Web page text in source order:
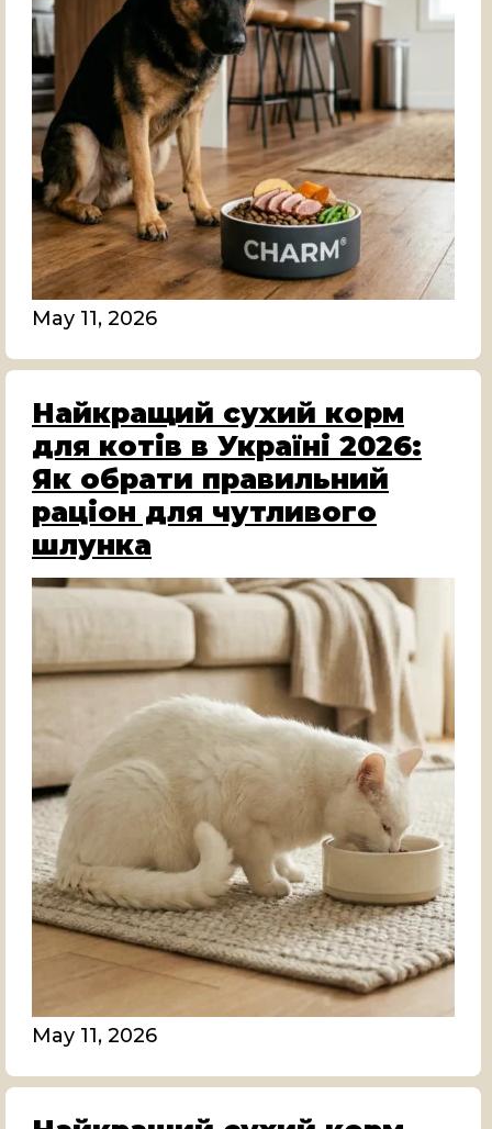
May 11, 2026
Найкращий сухий корм
для котів в Україні 2026:
Як обрати правильний
раціон для чутливого
шлунка
May 11, 2026